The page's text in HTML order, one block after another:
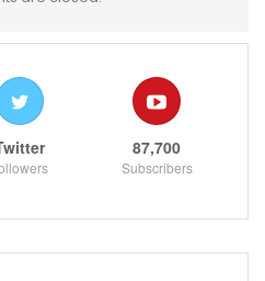
87,700
Subscribers